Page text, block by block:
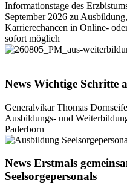
Informationstage des
September 2026 zu
Karrierechancen in Online-
sofort möglich
News Wichtige Schritte
Generalvikar Thomas
Ausbildungs- und
Paderborn
News Erstmals
Seelsorgepersonals